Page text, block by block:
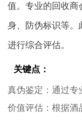
值。专业的回收商
身、防伪标识等。
进行综合评估。
关键点：
真伪鉴定 ：通过
价值评估 ：根据